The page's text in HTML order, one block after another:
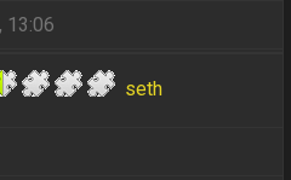
13:06
seth